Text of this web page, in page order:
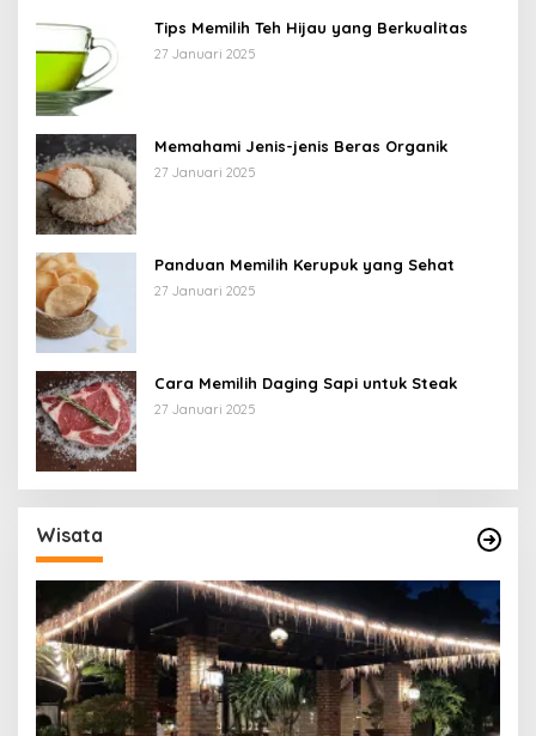
Tips Memilih Teh Hijau yang Berkualitas
27 Januari 2025
Memahami Jenis-jenis Beras Organik
27 Januari 2025
Panduan Memilih Kerupuk yang Sehat
27 Januari 2025
Cara Memilih Daging Sapi untuk Steak
27 Januari 2025
Wisata